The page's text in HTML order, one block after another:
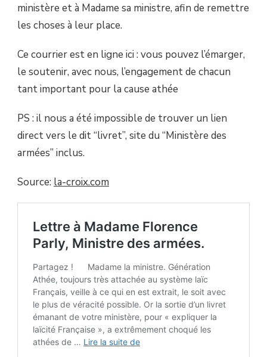
ministère et à Madame sa ministre, afin de remettre
les choses à leur place.
Ce courrier est en ligne ici : vous pouvez l’émarger,
le soutenir, avec nous, l’engagement de chacun
tant important pour la cause athée
PS : il nous a été impossible de trouver un lien
direct vers le dit “livret”, site du “Ministère des
armées” inclus.
Source: la-croix.com